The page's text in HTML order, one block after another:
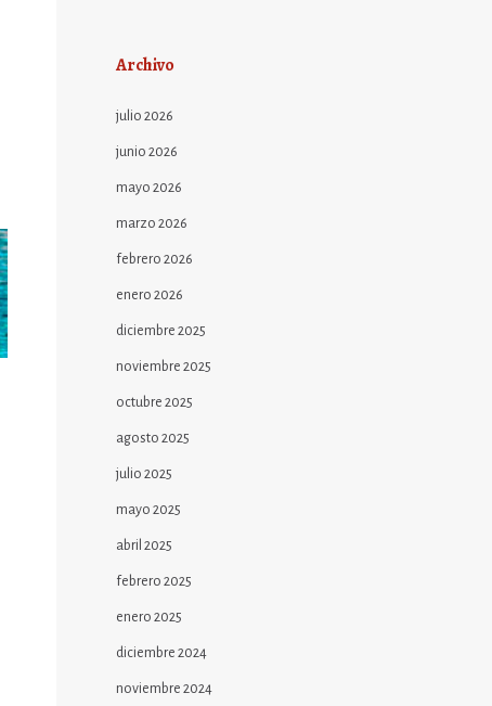
Archivo
julio 2026
junio 2026
mayo 2026
marzo 2026
febrero 2026
enero 2026
diciembre 2025
noviembre 2025
octubre 2025
agosto 2025
julio 2025
mayo 2025
abril 2025
febrero 2025
enero 2025
diciembre 2024
noviembre 2024